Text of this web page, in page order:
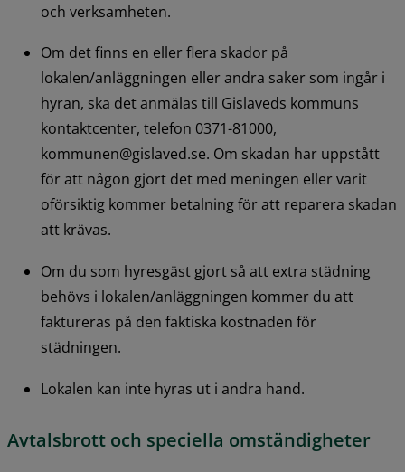
och verksamheten.
Om det finns en eller flera skador på
lokalen/anläggningen eller andra saker som ingår i
hyran, ska det anmälas till Gislaveds kommuns
kontaktcenter, telefon 0371-81000,
kommunen@gislaved.se. Om skadan har uppstått
för att någon gjort det med meningen eller varit
oförsiktig kommer betalning för att reparera skadan
att krävas.
Om du som hyresgäst gjort så att extra städning
behövs i lokalen/anläggningen kommer du att
faktureras på den faktiska kostnaden för
städningen.
Lokalen kan inte hyras ut i andra hand.
Avtalsbrott och speciella omständigheter